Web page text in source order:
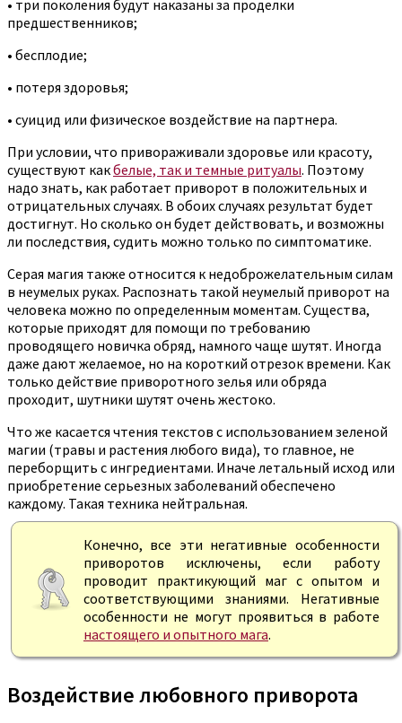
• три поколения будут наказаны за проделки
предшественников;
• бесплодие;
• потеря здоровья;
• суицид или физическое воздействие на партнера.
При условии, что привораживали здоровье или красоту,
существуют какбелые, так и темные ритуалы. Поэтому
надо знать, как работает приворот в положительных и
отрицательных случаях. В обоих случаях результат будет
достигнут. Но сколько он будет действовать, и возможны
ли последствия, судить можно только по симптоматике.
Серая магия также относится к недоброжелательным силам
в неумелых руках. Распознать такой неумелый приворот на
человека можно по определенным моментам. Существа,
которые приходят для помощи по требованию
проводящего новичка обряд, намного чаще шутят. Иногда
даже дают желаемое, но на короткий отрезок времени. Как
только действие приворотного зелья или обряда
проходит, шутники шутят очень жестоко.
Что же касается чтения текстов с использованием зеленой
магии (травы и растения любого вида), то главное, не
переборщить с ингредиентами. Иначе летальный исход или
приобретение серьезных заболеваний обеспечено
каждому. Такая техника нейтральная.
Конечно, все эти негативные особенности
приворотов исключены, если работу
проводит практикующий маг с опытом и
соответствующими знаниями. Негативные
особенности не могут проявиться в работе
настоящего и опытного мага.
Воздействие любовного приворота